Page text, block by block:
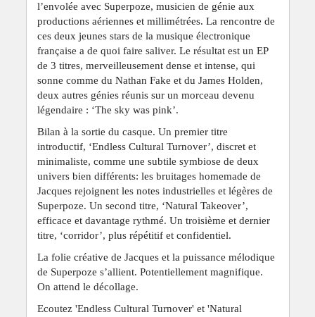
l’envolée avec Superpoze, musicien de génie aux
productions aériennes et millimétrées. La rencontre de
ces deux jeunes stars de la musique électronique
française a de quoi faire saliver. Le résultat est un EP
de 3 titres, merveilleusement dense et intense, qui
sonne comme du Nathan Fake et du James Holden,
deux autres génies réunis sur un morceau devenu
légendaire : ‘The sky was pink’.
Bilan à la sortie du casque. Un premier titre
introductif, ‘Endless Cultural Turnover’, discret et
minimaliste, comme une subtile symbiose de deux
univers bien différents: les bruitages homemade de
Jacques rejoignent les notes industrielles et légères de
Superpoze. Un second titre, ‘Natural Takeover’,
efficace et davantage rythmé. Un troisième et dernier
titre, ‘corridor’, plus répétitif et confidentiel.
La folie créative de Jacques et la puissance mélodique
de Superpoze s’allient. Potentiellement magnifique.
On attend le décollage.
Ecoutez 'Endless Cultural Turnover' et 'Natural